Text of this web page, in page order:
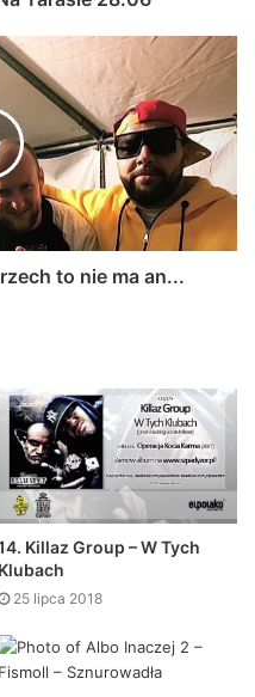
to nie ma an...
Killaz Group – W Tych
Klubach
25 lipca 2018